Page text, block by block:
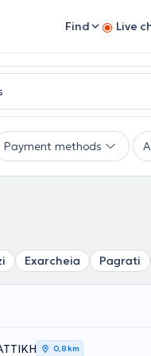
Find Live
Payment methods
Exarcheia Pagrati
0,8 km